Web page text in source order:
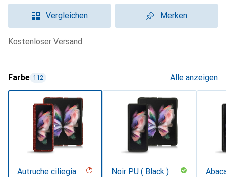
Vergleichen Merken
kostenloser Versand
Farbe 112 Alle anzeigen
Autruche ciliegia Noir PU ( Black )